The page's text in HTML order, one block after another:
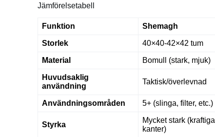
Jämförelsetabell
Funktion Shemagh
Storlek 40×40-42×42 tum
Material Bomull (stark, mjuk)
Huvudsaklig
användning
Taktisk/överlevnad
Användningsområden 5+ (slinga, filter, etc.)
Styrka
Mycket stark (kraftiga
kanter)